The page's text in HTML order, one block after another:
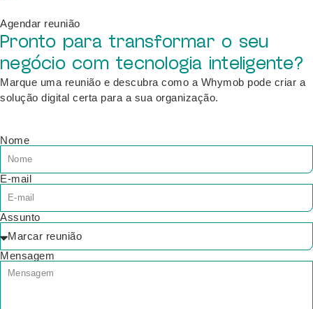
Agendar reunião
Pronto para transformar o seu
negócio com tecnologia inteligente?
Marque uma reunião e descubra como a Whymob pode criar a
solução digital certa para a sua organização.
Nome
E-mail
Assunto
Mensagem